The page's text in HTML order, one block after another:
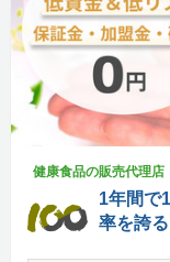
健康食品の販売代理店
1年間で
率を誇